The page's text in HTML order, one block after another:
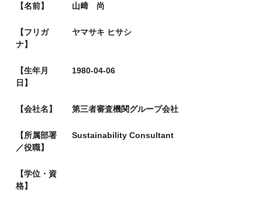
【名前】 山﨑 尚
【フリガ
ナ】
ヤマサキ ヒサシ
【生年月
日】
1980-04-06
【会社名】 第三者審査機関グループ会社
【所属部署
／役職】
Sustainability Consultant
【学位・資
格】